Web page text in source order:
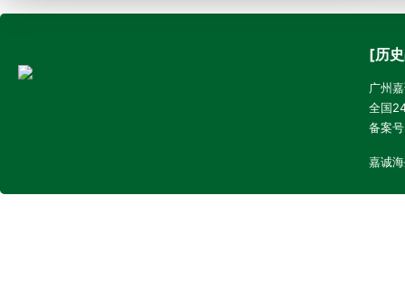
[历
广州
全国
备案
嘉诚